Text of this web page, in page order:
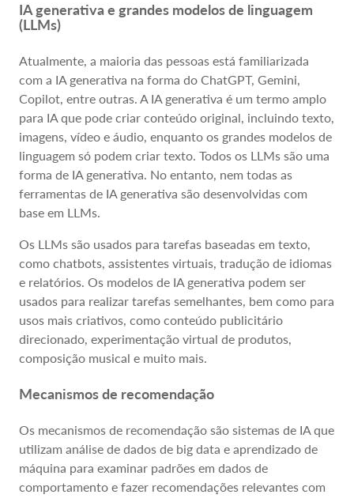
IA generativa e grandes modelos de linguagem
(LLMs)
Atualmente, a maioria das pessoas está familiarizada
com a IA generativa na forma do ChatGPT, Gemini,
Copilot, entre outras. A IA generativa é um termo amplo
para IA que pode criar conteúdo original, incluindo texto,
imagens, vídeo e áudio, enquanto os grandes modelos de
linguagem só podem criar texto. Todos os LLMs são uma
forma de IA generativa. No entanto, nem todas as
ferramentas de IA generativa são desenvolvidas com
base em LLMs.
Os LLMs são usados para tarefas baseadas em texto,
como chatbots, assistentes virtuais, tradução de idiomas
e relatórios. Os modelos de IA generativa podem ser
usados para realizar tarefas semelhantes, bem como para
usos mais criativos, como conteúdo publicitário
direcionado, experimentação virtual de produtos,
composição musical e muito mais.
Mecanismos de recomendação
Os mecanismos de recomendação são sistemas de IA que
utilizam análise de dados de big data e aprendizado de
máquina para examinar padrões em dados de
comportamento e fazer recomendações relevantes com